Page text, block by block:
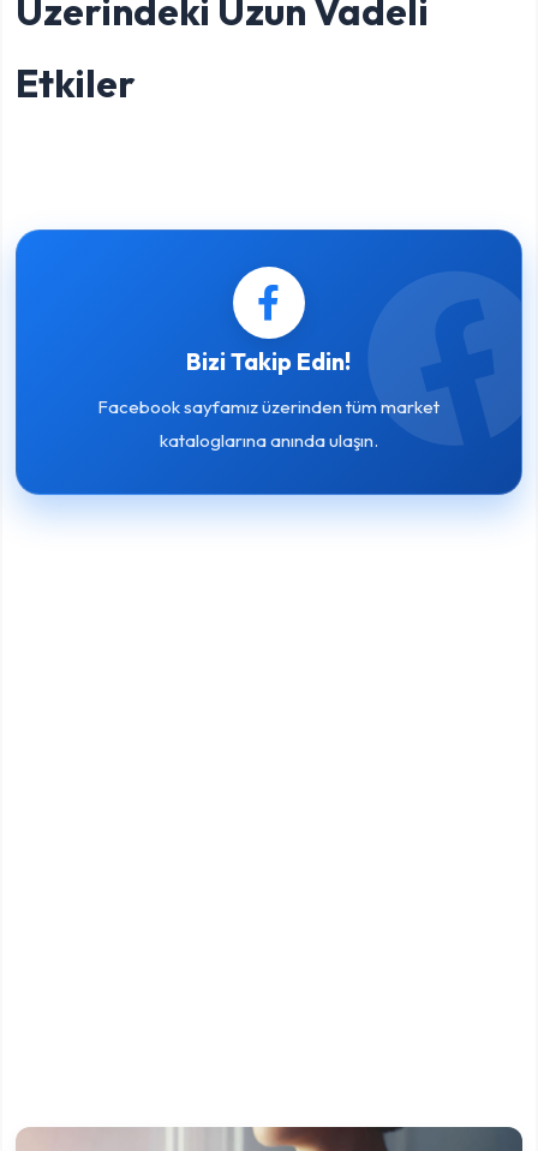
Üzerindeki Uzun Vadeli
Etkiler
Bizi Takip Edin!
Facebook sayfamız üzerinden tüm market
kataloglarına anında ulaşın.